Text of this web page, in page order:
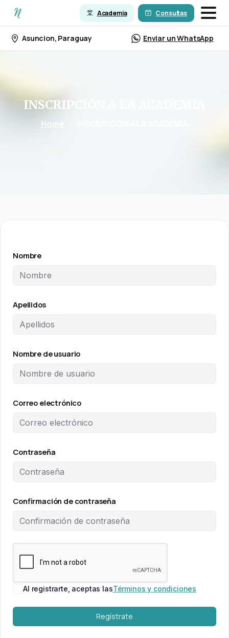
Academia Consultas
Asuncion, Paraguay Enviar un WhatsApp
INSCRIPCIÓN
Home
Nombre
Apellidos
Nombre de usuario
Correo electrónico
Contraseña
Confirmación de contraseña
Al registrarte, aceptas lasTérminos y condiciones
Regístrate